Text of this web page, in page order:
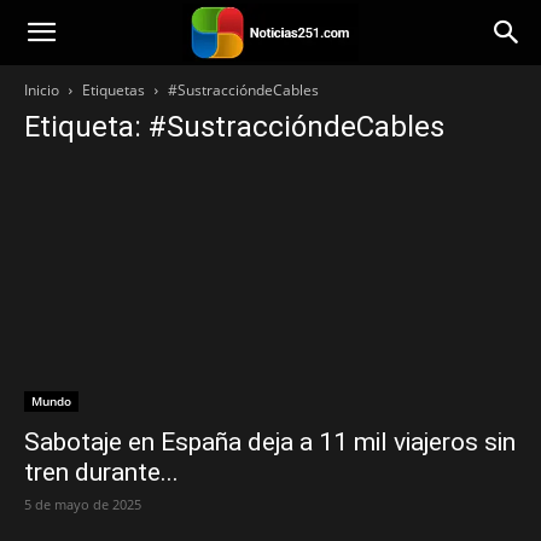
Noticias251
Inicio Etiquetas #SustraccióndeCables
Etiqueta: #SustraccióndeCables
Mundo
Sabotaje en España deja a 11 mil viajeros sin
tren durante...
5 de mayo de 2025